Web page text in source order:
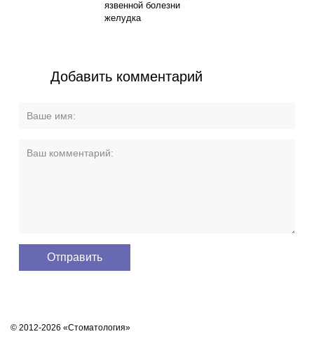
язвенной болезни
желудка
Добавить комментарий
© 2012-2026 «Стоматология»